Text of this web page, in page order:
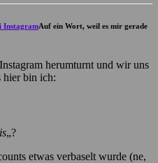
Auf ein Wort, weil es mir gerade
herumturnt und wir uns
hier bin ich:
„?
etwas verbaselt wurde (ne,